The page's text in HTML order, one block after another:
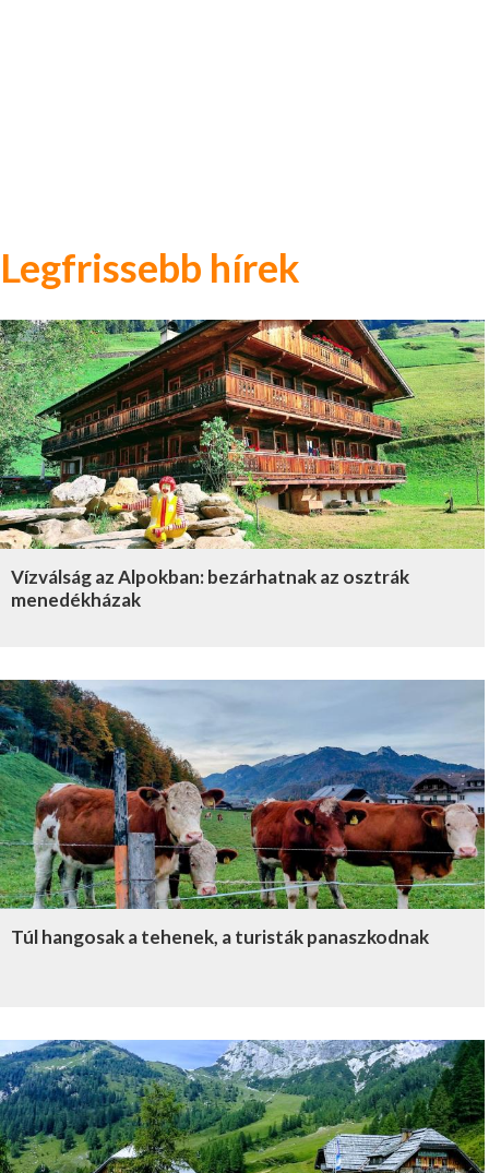
Legfrissebb hírek
Vízválság az Alpokban: bezárhatnak az osztrák
menedékházak
Túl hangosak a tehenek, a turisták panaszkodnak